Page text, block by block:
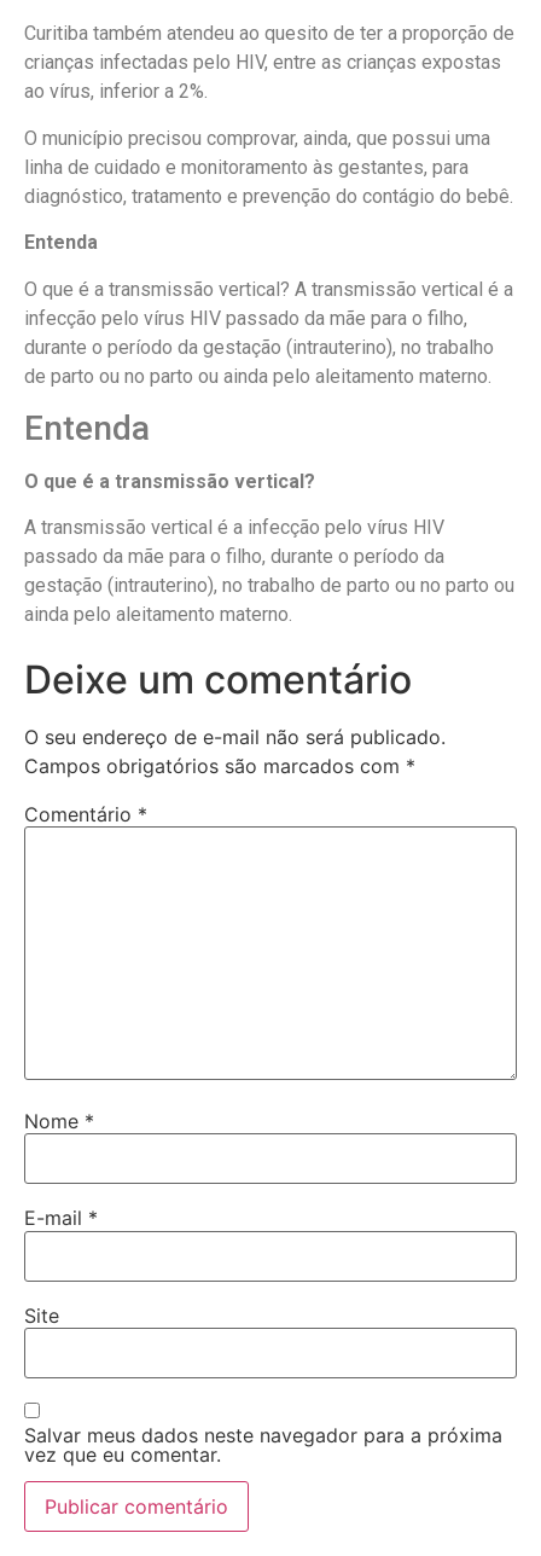
Curitiba também atendeu ao quesito de ter a proporção de
crianças infectadas pelo HIV, entre as crianças expostas
ao vírus, inferior a 2%.
O município precisou comprovar, ainda, que possui uma
linha de cuidado e monitoramento às gestantes, para
diagnóstico, tratamento e prevenção do contágio do bebê.
Entenda
O que é a transmissão vertical? A transmissão vertical é a
infecção pelo vírus HIV passado da mãe para o filho,
durante o período da gestação (intrauterino), no trabalho
de parto ou no parto ou ainda pelo aleitamento materno.
Entenda
O que é a transmissão vertical?
A transmissão vertical é a infecção pelo vírus HIV
passado da mãe para o filho, durante o período da
gestação (intrauterino), no trabalho de parto ou no parto ou
ainda pelo aleitamento materno.
Deixe um comentário
O seu endereço de e-mail não será publicado.
Campos obrigatórios são marcados com *
Comentário *
Nome *
E-mail *
Site
Salvar meus dados neste navegador para a próxima
vez que eu comentar.